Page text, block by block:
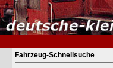
Fahrzeug-Schnellsuche